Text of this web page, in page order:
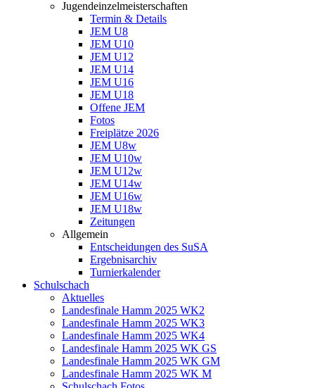
Jugendeinzelmeisterschaften
Termin & Details
JEM U8
JEM U10
JEM U12
JEM U14
JEM U16
JEM U18
Offene JEM
Fotos
Freiplätze 2026
JEM U8w
JEM U10w
JEM U12w
JEM U14w
JEM U16w
JEM U18w
Zeitungen
Allgemein
Entscheidungen des SuSA
Ergebnisarchiv
Turnierkalender
Schulschach
Aktuelles
Landesfinale Hamm 2025 WK2
Landesfinale Hamm 2025 WK3
Landesfinale Hamm 2025 WK4
Landesfinale Hamm 2025 WK GS
Landesfinale Hamm 2025 WK GM
Landesfinale Hamm 2025 WK M